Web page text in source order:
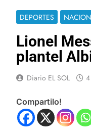
DEPORTES
Lionel
plantel
Diario EL SOL
Compartilo!